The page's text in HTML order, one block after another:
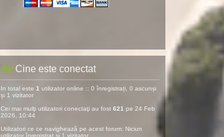
Cine este conectat
In total este 1 utilizator online :: 0 înregistrați, 0 ascunși
și 1 vizitator
Cei mai mulţi utilizatori conectaţi au fost 621 pe 24 Feb
2026, 10:44
Utilizatori ce ce navighează pe acest forum: Niciun
utilizator înregistrat și 1 vizitator